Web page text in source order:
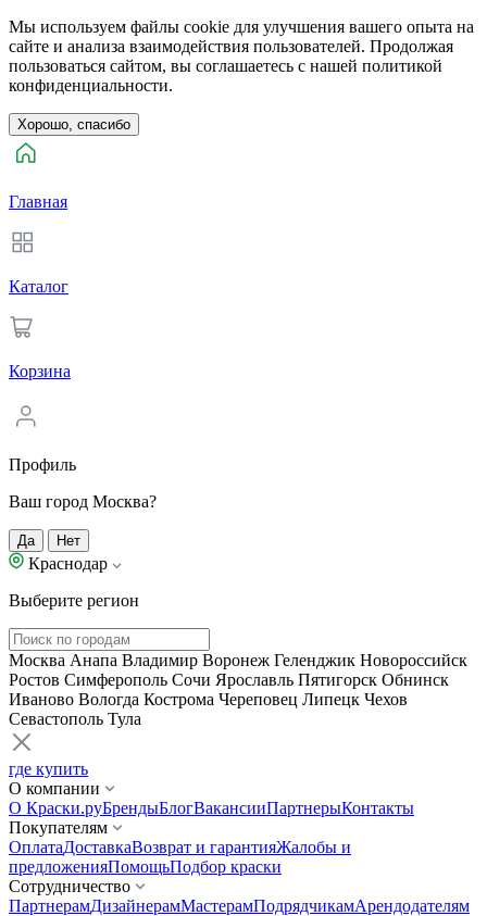
Мы используем файлы cookie для улучшения вашего опыта на
сайте и анализа взаимодействия пользователей. Продолжая
пользоваться сайтом, вы соглашаетесь с нашей политикой
конфиденциальности.
Хорошо, спасибо
Главная
Каталог
Корзина
Профиль
Ваш город Москва?
Да Нет
Краснодар
Выберите регион
Москва Анапа Владимир Воронеж Геленджик Новороссийск
Ростов Симферополь Сочи Ярославль Пятигорск Обнинск
Иваново Вологда Кострома Череповец Липецк Чехов
Севастополь Тула
где купить
О компании
О Краски.руБрендыБлогВакансииПартнерыКонтакты
Покупателям
ОплатаДоставкаВозврат и гарантияЖалобы и
предложенияПомощьПодбор краски
Сотрудничество
ПартнерамДизайнерамМастерамПодрядчикамАрендодателям